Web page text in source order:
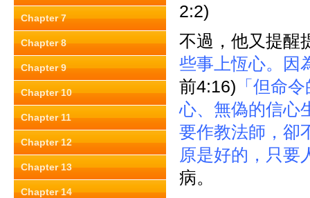
Chapter 7
Chapter 8
Chapter 9
Chapter 10
Chapter 11
Chapter 12
Chapter 13
Chapter 14
2:2)
不過，他又提醒
些事上恆心。因
前4:16) 「但命
心、無偽的信心
要作教法師，卻
原是好的，只要
病。